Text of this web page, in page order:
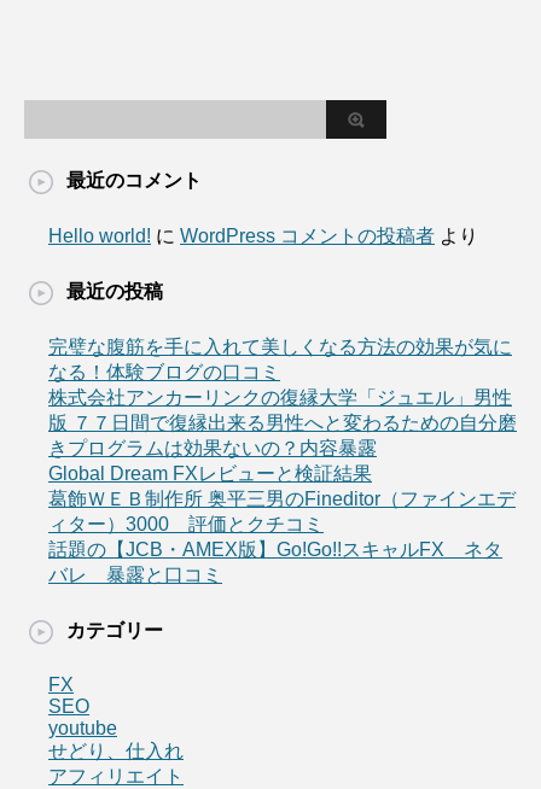
最近のコメント
Hello world! に WordPress コメントの投稿者 より
最近の投稿
完璧な腹筋を手に入れて美しくなる方法の効果が気に
なる！体験ブログの口コミ
株式会社アンカーリンクの復縁大学「ジュエル」男性
版 ７７日間で復縁出来る男性へと変わるための自分磨
きプログラムは効果ないの？内容暴露
Global Dream FXレビューと検証結果
葛飾ＷＥＢ制作所 奥平三男のFineditor（ファインエデ
ィター）3000 評価とクチコミ
話題の【JCB・AMEX版】Go!Go!!スキャルFX ネタ
バレ 暴露と口コミ
カテゴリー
FX
SEO
youtube
せどり、仕入れ
アフィリエイト